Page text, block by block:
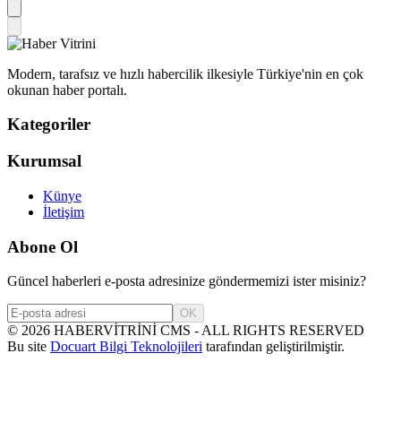
Modern, tarafsız ve hızlı habercilik ilkesiyle Türkiye'nin en çok
okunan haber portalı.
Kategoriler
Kurumsal
Künye
İletişim
Abone Ol
Güncel haberleri e-posta adresinize göndermemizi ister misiniz?
OK
© 2026 HABERVİTRİNİ CMS - ALL RIGHTS RESERVED
Bu site Docuart Bilgi Teknolojileri tarafından geliştirilmiştir.